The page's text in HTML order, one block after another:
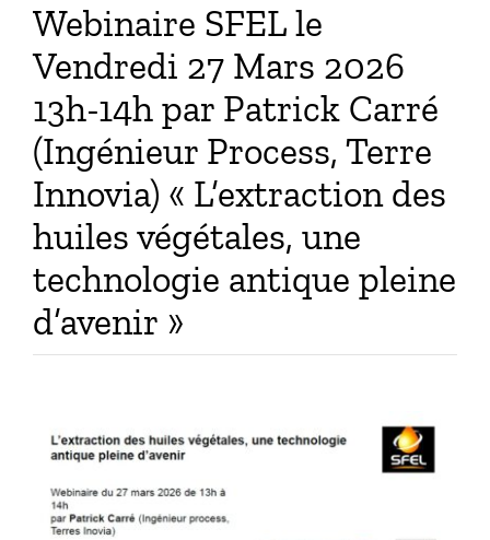
Webinaire SFEL le
Vendredi 27 Mars 2026
13h-14h par Patrick Carré
(Ingénieur Process, Terre
Innovia) « L’extraction des
huiles végétales, une
technologie antique pleine
d’avenir »